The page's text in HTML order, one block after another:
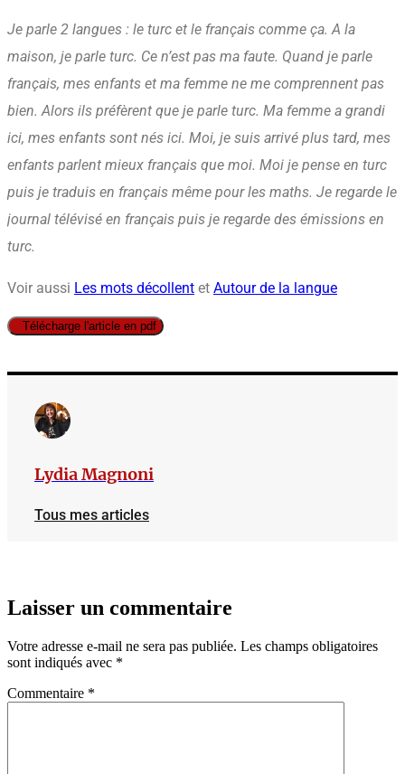
Je parle 2 langues : le turc et le français comme ça. A la
maison, je parle turc. Ce n’est pas ma faute. Quand je parle
français, mes enfants et ma femme ne me comprennent pas
bien. Alors ils préfèrent que je parle turc. Ma femme a grandi
ici, mes enfants sont nés ici. Moi, je suis arrivé plus tard, mes
enfants parlent mieux français que moi. Moi je pense en turc
puis je traduis en français même pour les maths. Je regarde le
journal télévisé en français puis je regarde des émissions en
turc.
Voir aussi Les mots décollent et Autour de la langue
Télécharge l'article en pdf
Lydia Magnoni
Tous mes articles
Laisser un commentaire
Votre adresse e-mail ne sera pas publiée. Les champs obligatoires
sont indiqués avec *
Commentaire *